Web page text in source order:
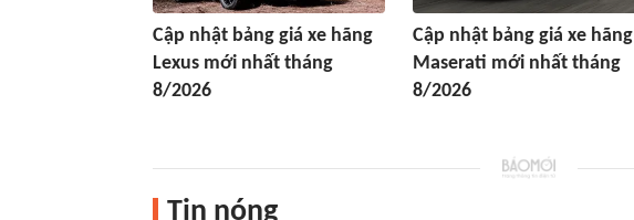
Cập nhật bảng giá xe hãng
Lexus mới nhất tháng
8/2026
Cập nhật bảng giá xe hãng
Maserati mới nhất tháng
8/2026
Tin nóng